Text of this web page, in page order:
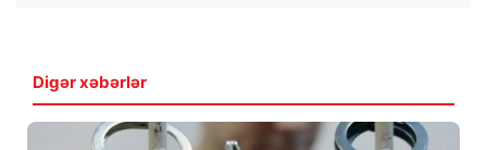
Digər xəbərlər